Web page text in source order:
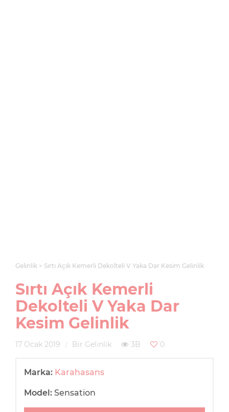
Gelinlik Sırtı Açık Kemerli Dekolteli V Yaka Dar Kesim Gelinlik
Sırtı Açık Kemerli
Dekolteli V Yaka Dar
Kesim Gelinlik
17 Ocak 2019 Bir Gelinlik 3B 0
Marka: Karahasans
Model: Sensation